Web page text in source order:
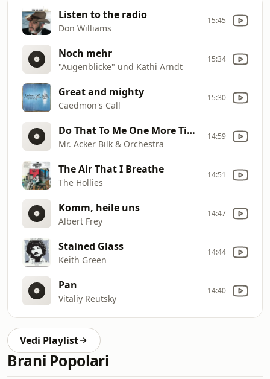
Listen to the radio
Don Williams
15:45
Noch mehr
"Augenblicke" und Kathi Arndt
15:34
Great and mighty
Caedmon's Call
15:30
Do That To Me One More Time
Mr. Acker Bilk & Orchestra
14:59
The Air That I Breathe
The Hollies
14:51
Komm, heile uns
Albert Frey
14:47
Stained Glass
Keith Green
14:44
Pan
Vitaliy Reutsky
14:40
Vedi Playlist
Brani Popolari